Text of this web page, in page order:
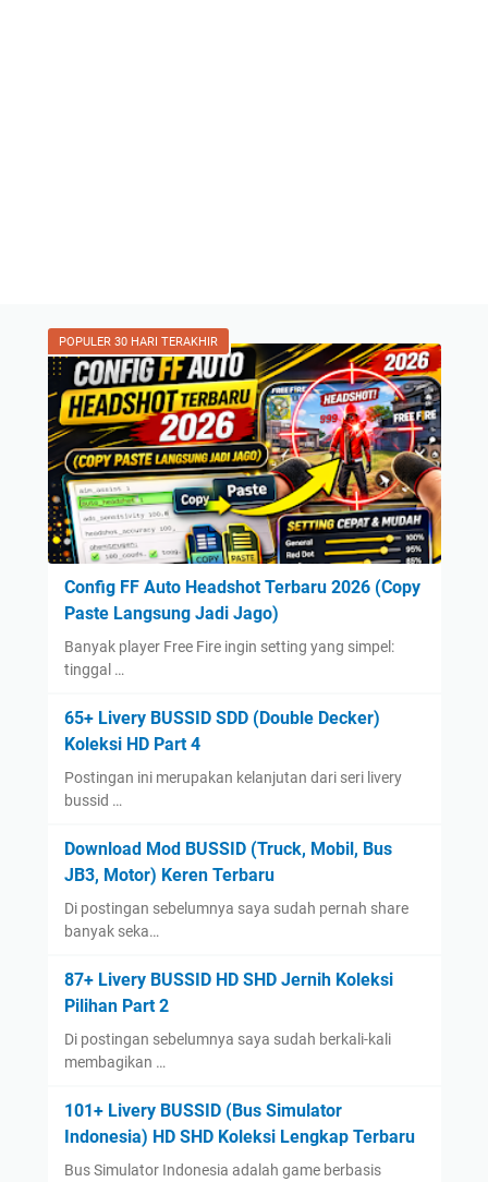
POPULER 30 HARI TERAKHIR
Config FF Auto Headshot Terbaru 2026 (Copy
Paste Langsung Jadi Jago)
Banyak player Free Fire ingin setting yang simpel:
tinggal …
65+ Livery BUSSID SDD (Double Decker)
Koleksi HD Part 4
Postingan ini merupakan kelanjutan dari seri livery
bussid …
Download Mod BUSSID (Truck, Mobil, Bus
JB3, Motor) Keren Terbaru
Di postingan sebelumnya saya sudah pernah share
banyak seka…
87+ Livery BUSSID HD SHD Jernih Koleksi
Pilihan Part 2
Di postingan sebelumnya saya sudah berkali-kali
membagikan …
101+ Livery BUSSID (Bus Simulator
Indonesia) HD SHD Koleksi Lengkap Terbaru
Bus Simulator Indonesia adalah game berbasis